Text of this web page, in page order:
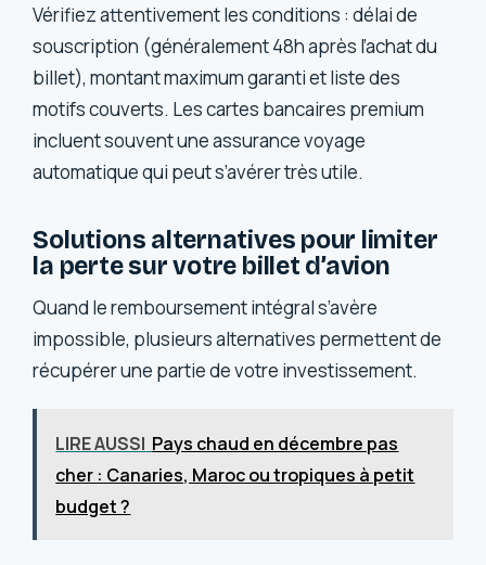
Vérifiez attentivement les conditions : délai de
souscription (généralement 48h après l’achat du
billet), montant maximum garanti et liste des
motifs couverts. Les cartes bancaires premium
incluent souvent une assurance voyage
automatique qui peut s’avérer très utile.
Solutions alternatives pour limiter
la perte sur votre billet d’avion
Quand le remboursement intégral s’avère
impossible, plusieurs alternatives permettent de
récupérer une partie de votre investissement.
LIRE AUSSI Pays chaud en décembre pas
cher : Canaries, Maroc ou tropiques à petit
budget ?